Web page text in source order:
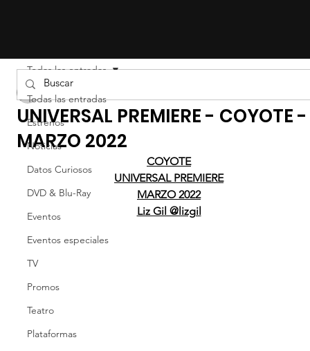
Todas las entradas
Estrenos
Noticias
Datos Curiosos
DVD & Blu-Ray
Eventos
Eventos especiales
TV
Promos
Teatro
Plataformas
Todas las entradas
UNIVERSAL PREMIERE - COYOTE -
MARZO 2022
COYOTE
UNIVERSAL PREMIERE
MARZO 2022
Liz Gil @lizgil